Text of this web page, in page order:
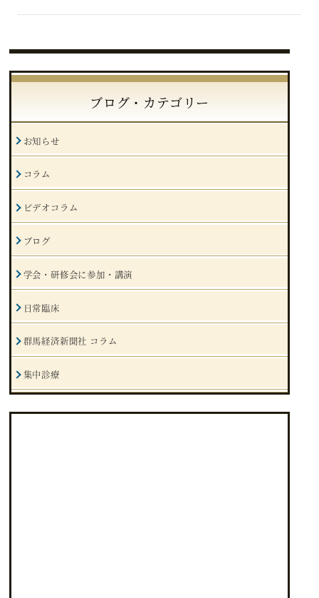
ブログ・カテゴリー
お知らせ
コラム
ビデオコラム
ブログ
学会・研修会に参加・講演
日常臨床
群馬経済新聞社 コラム
集中診療